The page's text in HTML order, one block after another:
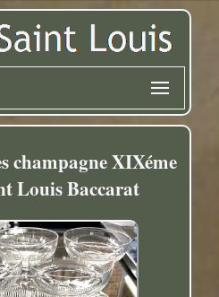
champagne XIXéme
Louis Baccarat